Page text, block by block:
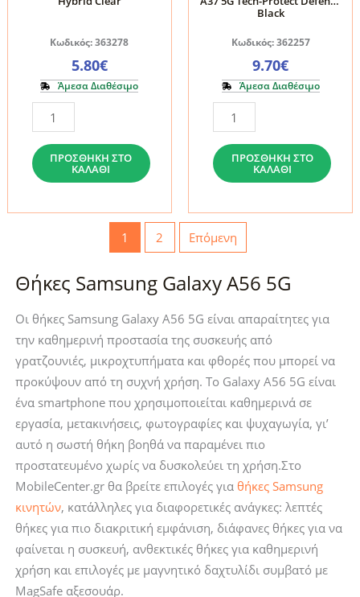
Κωδικός: 363278
5.80€
Άμεσα Διαθέσιμο
Θήκη
Samsung
Galaxy
A56
Tech-
Hybrid
Clear
ποσότητα
ΠΡΟΣΘΉΚΗ ΣΤΟ
ΚΑΛΆΘΙ
Black
Κωδικός: 362257
9.70€
Άμεσα Διαθέσιμο
Θήκη
με
Προστασία
Οθόνης
Galaxy
A36
A56
/
A37
5G
Tech-
Protect
Defense
Black
ποσότητα
ΠΡΟΣΘΉΚΗ ΣΤΟ
ΚΑΛΆΘΙ
1 2 Επόμενη
Θήκες Samsung Galaxy A56 5G
Οι θήκες Samsung Galaxy A56 5G είναι απαραίτητες για
την καθημερινή προστασία της συσκευής από
γρατζουνιές, μικροχτυπήματα και φθορές που μπορεί να
προκύψουν από τη συχνή χρήση. Το Galaxy A56 5G είναι
ένα smartphone που χρησιμοποιείται καθημερινά σε
εργασία, μετακινήσεις, φωτογραφίες και ψυχαγωγία, γι’
αυτό η σωστή θήκη βοηθά να παραμένει πιο
προστατευμένο χωρίς να δυσκολεύει τη χρήση.Στο
MobileCenter.gr θα βρείτε επιλογές για θήκες Samsung
κινητών, κατάλληλες για διαφορετικές ανάγκες: λεπτές
θήκες για πιο διακριτική εμφάνιση, διάφανες θήκες για να
φαίνεται η συσκευή, ανθεκτικές θήκες για καθημερινή
χρήση και επιλογές με μαγνητικό δαχτυλίδι συμβατό με
MagSafe αξεσουάρ.